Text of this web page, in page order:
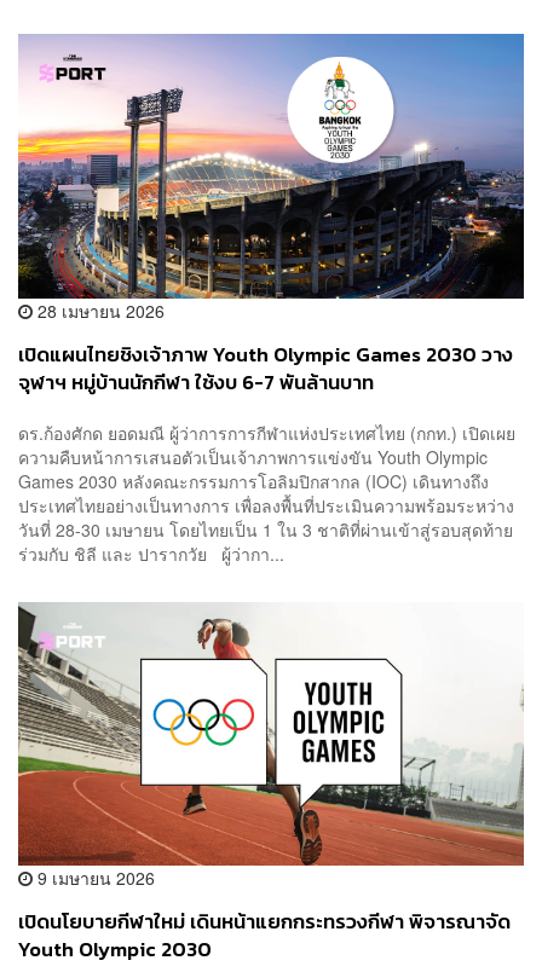
28 เมษายน 2026
เปิดแผนไทยชิงเจ้าภาพ Youth Olympic Games 2030 วาง
จุฬาฯ หมู่บ้านนักกีฬา ใช้งบ 6-7 พันล้านบาท
ดร.ก้องศักด ยอดมณี ผู้ว่าการการกีฬาแห่งประเทศไทย (กกท.) เปิดเผย
ความคืบหน้าการเสนอตัวเป็นเจ้าภาพการแข่งขัน Youth Olympic
Games 2030 หลังคณะกรรมการโอลิมปิกสากล (IOC) เดินทางถึง
ประเทศไทยอย่างเป็นทางการ เพื่อลงพื้นที่ประเมินความพร้อมระหว่าง
วันที่ 28-30 เมษายน โดยไทยเป็น 1 ใน 3 ชาติที่ผ่านเข้าสู่รอบสุดท้าย
ร่วมกับ ชิลี และ ปารากวัย ผู้ว่ากา...
9 เมษายน 2026
เปิดนโยบายกีฬาใหม่ เดินหน้าแยกกระทรวงกีฬา พิจารณาจัด
Youth Olympic 2030